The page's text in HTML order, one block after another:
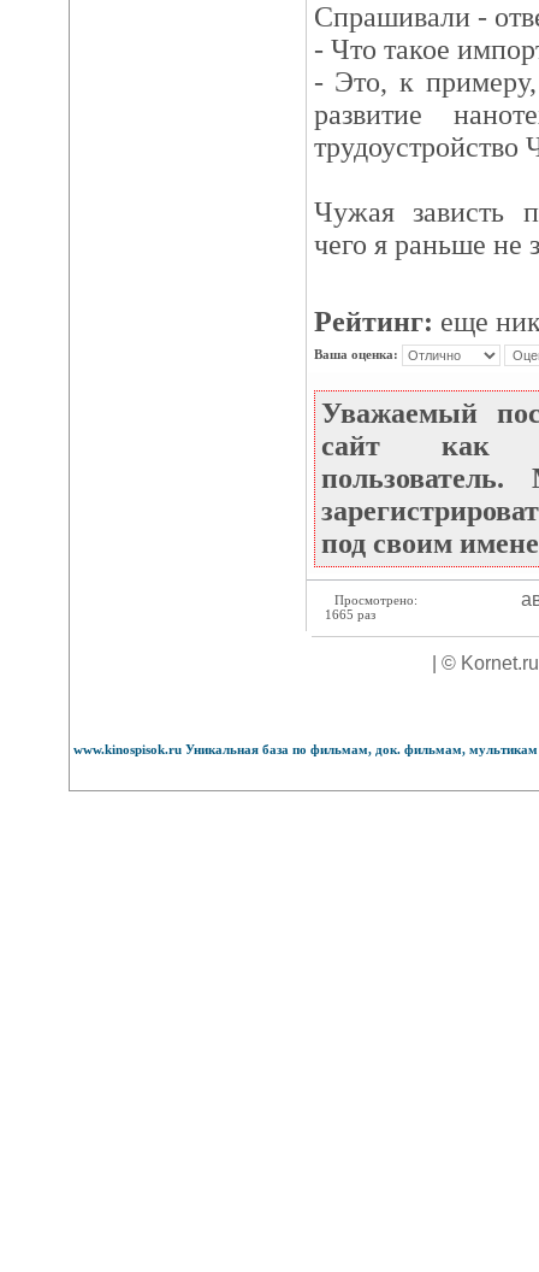
Спрашивали -
- Что такое
- Это, к
развитие
трудоустройство
Чужая зависть
чего я раньше не
Рейтинг: еще
Ваша оценка:
Уважаемый
сайт как
под своим
Просмотрено:
1665 раз
| ©
www.kinospisok.ru Уникальная база по фильмам, док. фильмам,